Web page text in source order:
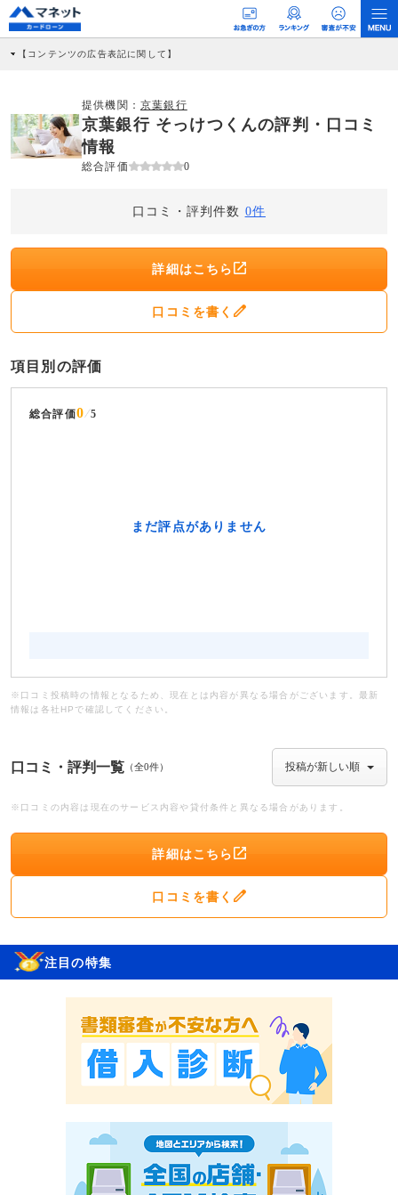
【コンテンツの広告表記に関して】
商品を根拠なくPRするものではなく、当編集部の調査／ユーザーへの口コミ収集な
どに基づき、公平性を担保した情報提供を行っています。
>提携企業一覧
提供機関： 京葉銀行
京葉銀行 そっけつくんの評判・口コミ
情報
総合評価 0
口コミ・評判件数 0件
詳細はこちら
口コミを書く
項目別の評価
総合評価0 5
※口コミ投稿時の情報となるため、現在とは内容が異なる場合がございます。最新
情報は各社HPで確認してください。
口コミ・評判一覧 （全0件）
※口コミの内容は現在のサービス内容や貸付条件と異なる場合があります。
詳細はこちら
口コミを書く
注目の特集